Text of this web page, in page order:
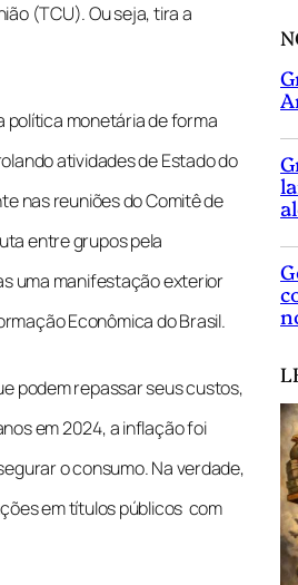
(TCU). Ou seja, tira a
política monetária de forma
atividades de Estado do
nas reuniões do Comitê de
entre grupos pela
uma manifestação exterior
Econômica do Brasil.
podem repassar seus custos,
em 2024, a inflação foi
o consumo. Na verdade,
em títulos públicos com